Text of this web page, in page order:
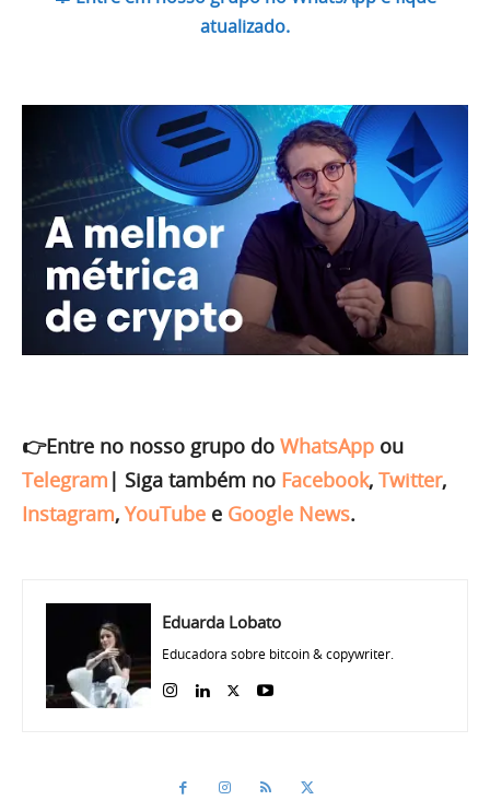
atualizado.
👉Entre no nosso grupo do WhatsApp ou
Telegram | Siga também no Facebook, Twitter,
Instagram, YouTube e Google News.
Eduarda Lobato
Educadora sobre bitcoin & copywriter.